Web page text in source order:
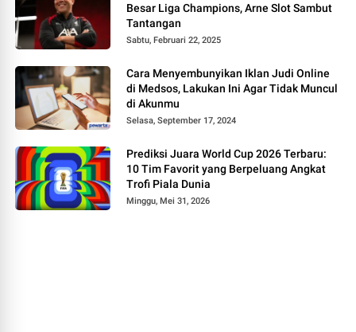
Besar Liga Champions, Arne Slot Sambut
Tantangan
Sabtu, Februari 22, 2025
Cara Menyembunyikan Iklan Judi Online
di Medsos, Lakukan Ini Agar Tidak Muncul
di Akunmu
Selasa, September 17, 2024
Prediksi Juara World Cup 2026 Terbaru:
10 Tim Favorit yang Berpeluang Angkat
Trofi Piala Dunia
Minggu, Mei 31, 2026